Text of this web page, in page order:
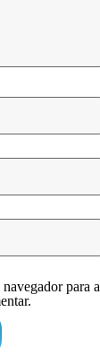
para a